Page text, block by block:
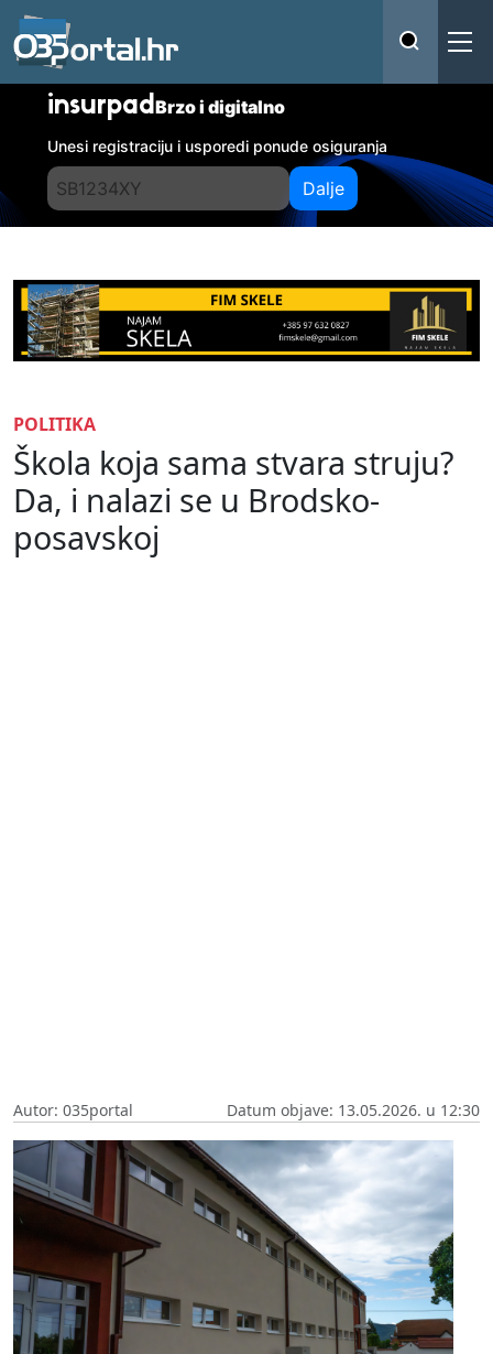
insurpadBrzo i digitalno
Unesi registraciju i usporedi ponude osiguranja
Dalje
POLITIKA
Škola koja sama stvara struju?
Da, i nalazi se u Brodsko-
posavskoj
Autor: 035portal Datum objave: 13.05.2026. u 12:30